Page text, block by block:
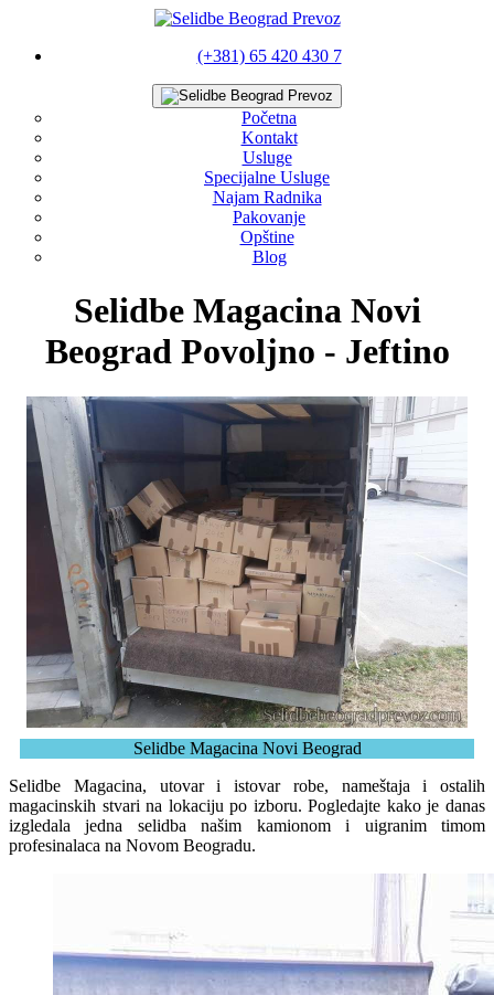
(+381) 65 420 430 7
Početna
Kontakt
Usluge
Specijalne Usluge
Najam Radnika
Pakovanje
Opštine
Blog
Selidbe Magacina Novi
Beograd Povoljno - Jeftino
Selidbe Magacina Novi Beograd
Selidbe Magacina, utovar i istovar robe, nameštaja i ostalih
magacinskih stvari na lokaciju po izboru. Pogledajte kako je danas
izgledala jedna selidba našim kamionom i uigranim timom
profesinalaca na Novom Beogradu.